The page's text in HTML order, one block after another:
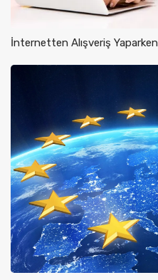
İnternetten Alışveriş